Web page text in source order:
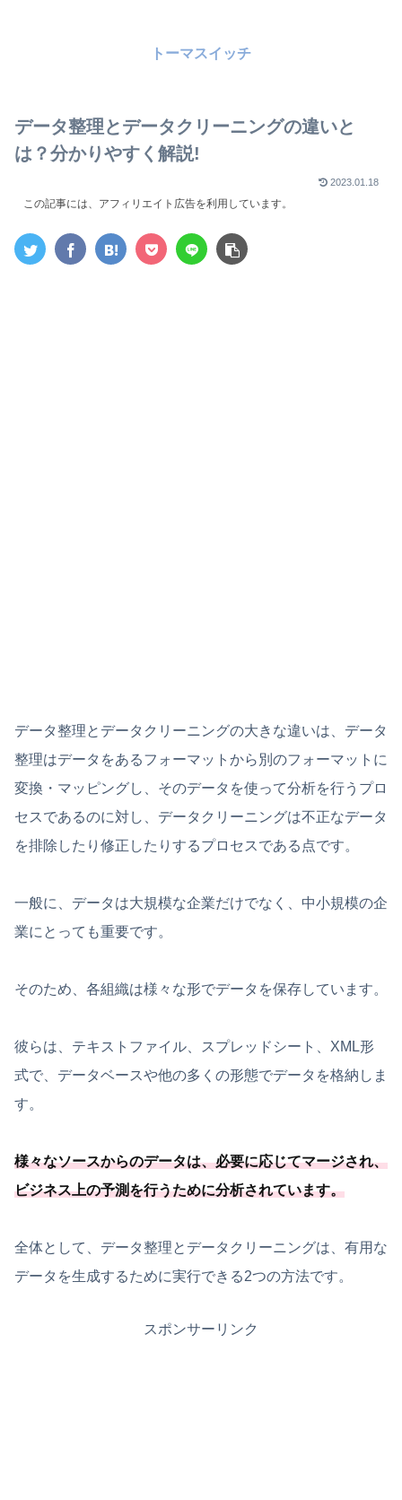
トーマスイッチ
データ整理とデータクリーニングの違いと
は？分かりやすく解説!
2023.01.18
この記事には、アフィリエイト広告を利用しています。
データ整理とデータクリーニングの大きな違いは、データ
整理はデータをあるフォーマットから別のフォーマットに
変換・マッピングし、そのデータを使って分析を行うプロ
セスであるのに対し、データクリーニングは不正なデータ
を排除したり修正したりするプロセスである点です。
一般に、データは大規模な企業だけでなく、中小規模の企
業にとっても重要です。
そのため、各組織は様々な形でデータを保存しています。
彼らは、テキストファイル、スプレッドシート、XML形
式で、データベースや他の多くの形態でデータを格納しま
す。
様々なソースからのデータは、必要に応じてマージされ、
ビジネス上の予測を行うために分析されています。
全体として、データ整理とデータクリーニングは、有用な
データを生成するために実行できる2つの方法です。
スポンサーリンク